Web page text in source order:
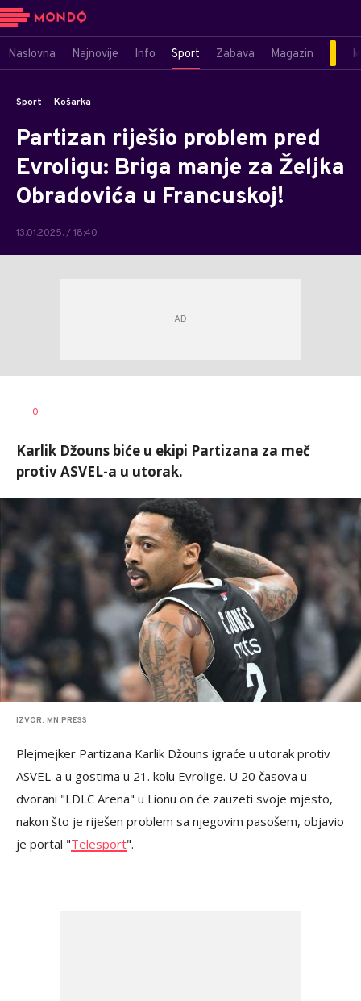
Naslovna Najnovije Info Sport Zabava Magazin
Sport Košarka
Partizan riješio problem pred
Evroligu: Briga manje za Željka
Obradovića u Francuskoj!
13.01.2025. / 18:40
AUTOR
0
Karlik Džouns biće u ekipi Partizana za meč
protiv ASVEL-a u utorak.
IZVOR: MN PRESS
Plejmejker Partizana Karlik Džouns igraće u utorak protiv
ASVEL-a u gostima u 21. kolu Evrolige. U 20 časova u
dvorani "LDLC Arena" u Lionu on će zauzeti svoje mjesto,
nakon što je riješen problem sa njegovim pasošem, objavio
je portal "Telesport".